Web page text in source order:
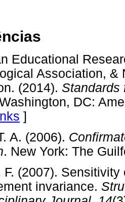
Educational
Association, &
(2014). Standards
DC:
]
A. (2006).
. New York: The
F. (2007).
invariance.